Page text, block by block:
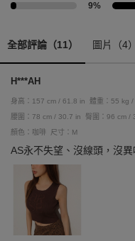
9%
全部評論（11） 圖片（4）
H***AH
身高：157 cm / 61.8 in 體重：55 kg
腰圍：78 cm / 30.7 in
臀圍：96 cm /
顏色：咖啡
尺寸：M
AS永不失望、沒線頭，沒